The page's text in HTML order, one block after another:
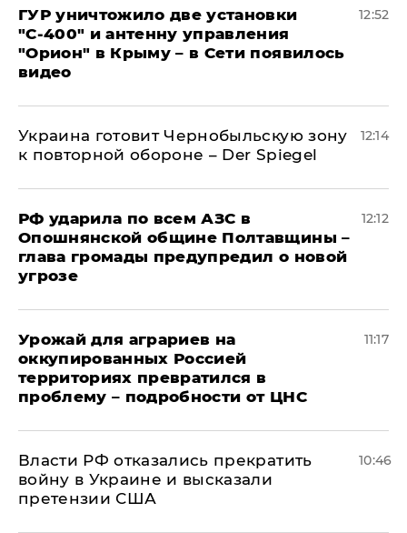
ГУР уничтожило две установки
"С‑400" и антенну управления
"Орион" в Крыму – в Сети появилось
видео
12:52
Украина готовит Чернобыльскую зону
к повторной обороне – Der Spiegel
12:14
РФ ударила по всем АЗС в
Опошнянской общине Полтавщины –
глава громады предупредил о новой
угрозе
12:12
Урожай для аграриев на
оккупированных Россией
территориях превратился в
проблему – подробности от ЦНС
11:17
Власти РФ отказались прекратить
войну в Украине и высказали
претензии США
10:46